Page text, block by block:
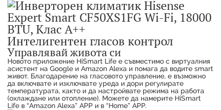
Интелигентен гласов контрол
Управлявай живота си
Новото приложение HiSmart Life е съвместимо с виртуалния
асистент на Google и Amazon Alexa и помага да водите smart
живот. Благодарение на гласовото управление, е възможно
да включвате и изключвате уреда и дори регулирате
температурата, както и да настройвате режима на работа
(охлаждане или отопление). Можете да намерите HiSmart
Life в “Amazon Alexa” APP и в “Home” APP.